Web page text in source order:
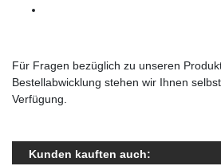
Für Fragen bezüglich zu unseren
Bestellabwicklung stehen wir Ihnen
Verfügung.
Kunden kauften auch: